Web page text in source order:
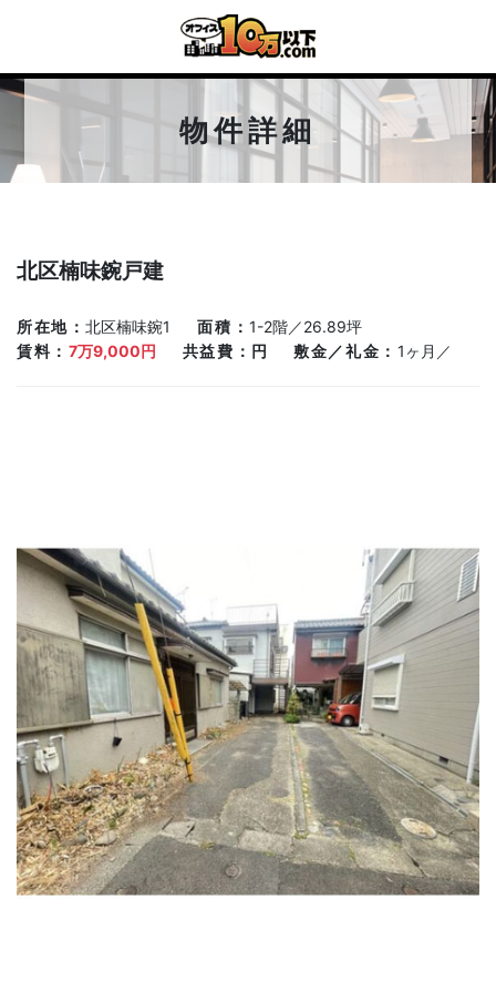
物件詳細
北区楠味鋺戸建
所在地 北区楠味鋺1 面積
1-2階／26.89坪
賃料
7万9,000円 共益費 円 敷金／礼金 1ヶ月／